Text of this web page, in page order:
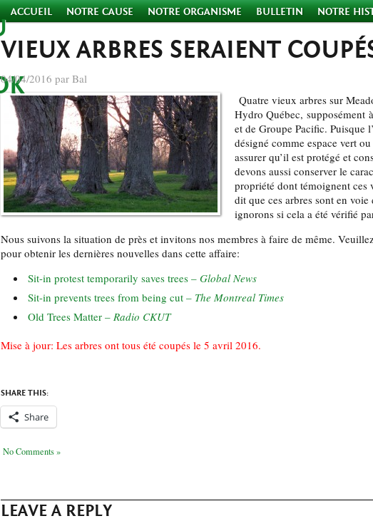
ACCUEIL NOTRE CAUSE NOTRE ORGANISME BULLETIN NOTRE
VIEUX ARBRES SERAIENT
04/04/2016 par Bal
Quatre vieux arbres sur
Hydro Québec, supposément
et de Groupe Pacific. Puisque
désigné comme espace vert
assurer qu’il est protégé et
devons aussi conserver le
propriété dont témoignent
dit que ces arbres sont en
ignorons si cela a été vérifié
Nous suivons la situation de près et invitons nos membres à faire de même.
pour obtenir les dernières nouvelles dans cette affaire:
Sit-in protest temporarily saves trees – Global News
Sit-in prevents trees from being cut – The Montreal Times
Old Trees Matter – Radio CKUT
Mise à jour: Les arbres ont tous été coupés le 5 avril 2016.
SHARE THIS:
Share
No Comments »
LEAVE A REPLY